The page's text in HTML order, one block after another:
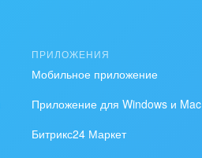
ПРИЛОЖЕНИЯ
Мобильное приложение
Приложение для Windows и Mac
Битрикс24 Маркет